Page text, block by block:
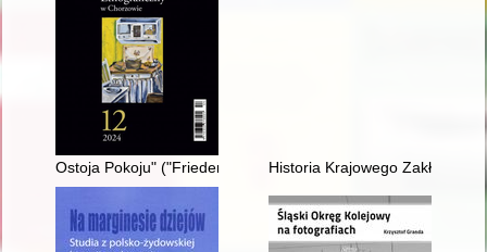
Ostoja Pokoju" ("Friedenshort") w Miechowicach (1890-1945)
Historia Krajowego Zakładu